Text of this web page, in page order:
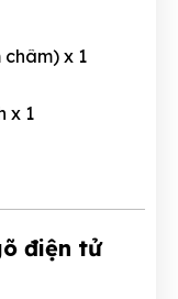
x 1
x 1
điện tử